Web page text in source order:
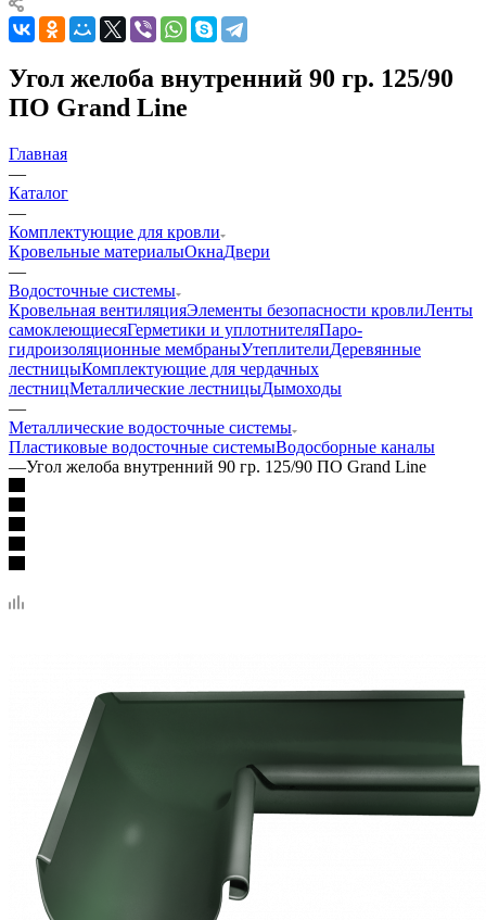
Угол желоба внутренний 90 гр. 125/90
ПО Grand Line
Главная
—
Каталог
—
Комплектующие для кровли
Кровельные материалыОкнаДвери
—
Водосточные системы
Кровельная вентиляцияЭлементы безопасности кровлиЛенты
самоклеющиесяГерметики и уплотнителяПаро-
гидроизоляционные мембраныУтеплителиДеревянные
лестницыКомплектующие для чердачных
лестницМеталлические лестницыДымоходы
—
Металлические водосточные системы
Пластиковые водосточные системыВодосборные каналы
—Угол желоба внутренний 90 гр. 125/90 ПО Grand Line